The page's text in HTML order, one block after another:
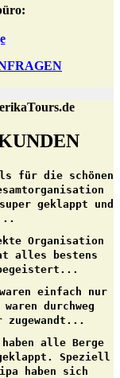
für die schönen
geklappt und
Organisation
alles bestens
einfach nur
durchweg
zugewandt...
alle Berge
Speziell
haben sich